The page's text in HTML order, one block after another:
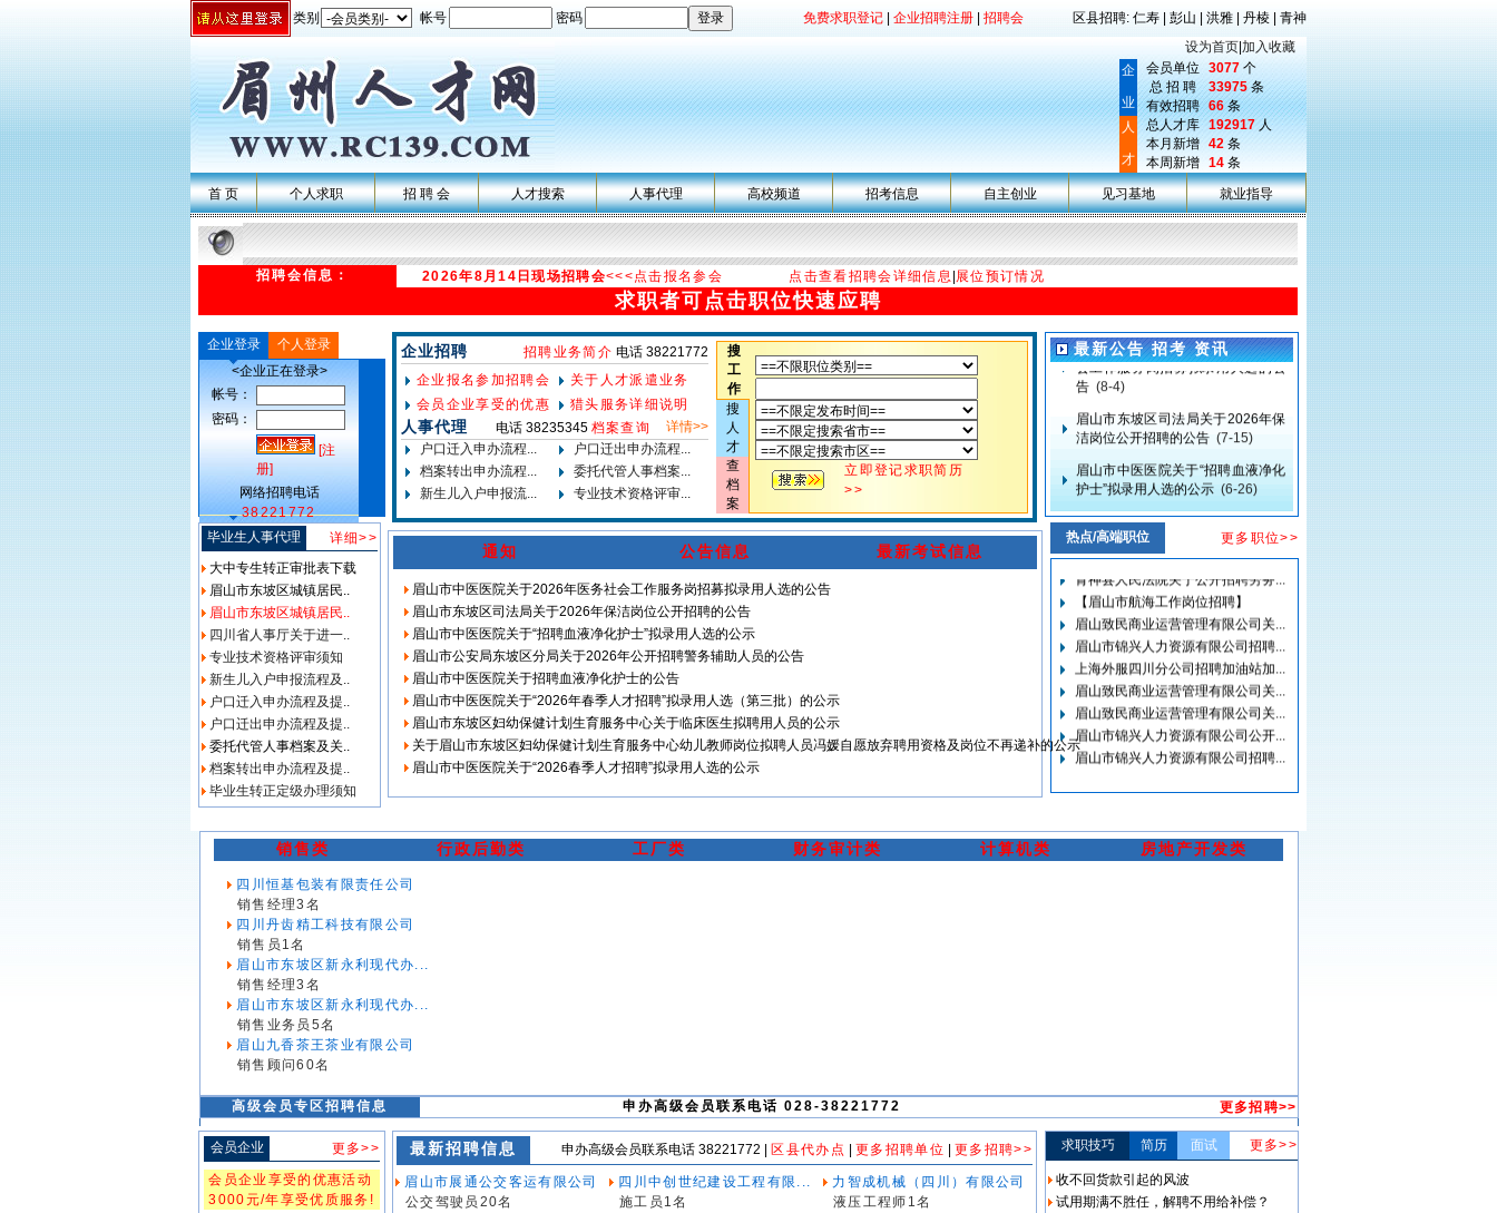
类别 帐号 密码 免费求职登记 企业招聘注册 招聘会
区县招聘: 仁寿 | 彭山 | 洪雅 | 丹棱 | 青神
设为首页 加入收藏
企
业
会员单位 3077 个
总 招 聘
33975条
有效招聘 66条
人
才
总人才库 192917 人
本月新增 42 条
本周新增 14 条
首 页
个人求职 招 聘 会 人才搜索 人事代理 高校频道 招考信息 自主创业 见习基地 就业指导
招聘会信息： 2026年8月14日现场招聘会<<<点击报名参会 点击查看招聘会详细信息 展位预订情况
求职者可点击职位快速应聘
企业登录
个人登录
<企业正在登录>
帐号：
密码：
[注
册]
网络招聘电话
38221772
企业招聘 招聘业务简介 电话 38221772
企业报名参加招聘会
关于人才派遣业务
会员企业享受的优惠
猎头服务详细说明
人事代理 电话 38235345 档案查询
详情>>
户口迁入申办流程...
档案转出申办流程...
新生儿入户申报流...
户口迁出申办流程...
委托代管人事档案...
专业技术资格评审...
搜
工
作
立即登记求职简历
>>
搜
人
才
查
档
案
最新公告 招考 资讯
考试直通车>>
眉山市中医医院关于2026年医务社
会工作服务岗招募拟录用人选的公
告(8-4)
眉山市东坡区司法局关于2026年保
眉山市中医医院关于“招聘血液净化
眉山市公安局东坡区分局关于2026
年公开招聘警务辅助人员的公告(6-
18)
眉山市中医医院关于招聘血液净化
护士的公告(5-19)
眉山市中医医院关于“2026年春季人
才招聘”拟录用人选（第三批）的公
示(5-15)
眉山市东坡区妇幼保健计划生育服
务中心关于临床医生拟聘用人员的
公示(5-12)
关于眉山市东坡区妇幼保健计划生
育服务中心幼儿教师岗位拟聘人员
毕业生人事代理
详细>>
大中专生转正审批表下载
眉山市东坡区城镇居民..
眉山市东坡区城镇居民..
四川省人事厅关于进一..
专业技术资格评审须知
新生儿入户申报流程及..
户口迁入申办流程及提..
户口迁出申办流程及提..
委托代管人事档案及关..
档案转出申办流程及提..
毕业生转正定级办理须知
通知 公告信息 最新考试信息
眉山市中医医院关于2026年医务社会工作服务岗招募拟录用人选的公告
眉山市东坡区司法局关于2026年保洁岗位公开招聘的公告
眉山市中医医院关于“招聘血液净化护士”拟录用人选的公示
眉山市公安局东坡区分局关于2026年公开招聘警务辅助人员的公告
眉山市中医医院关于招聘血液净化护士的公告
眉山市中医医院关于“2026年春季人才招聘”拟录用人选（第三批）的公示
眉山市东坡区妇幼保健计划生育服务中心关于临床医生拟聘用人员的公示
关于眉山市东坡区妇幼保健计划生育服务中心幼儿教师岗位拟聘人员冯媛自愿放弃聘用资格及岗位不再递补的公示
眉山市中医医院关于“2026春季人才招聘”拟录用人选的公示
热点/高端职位 更多职位>>
眉山致民商业运营管理有限公司关...
青神县人民法院关于公开招聘劳务...
眉山致民商业运营管理有限公司关...
眉山市锦兴人力资源有限公司招聘...
上海外服四川分公司招聘加油站加...
眉山致民商业运营管理有限公司关...
眉山致民商业运营管理有限公司关...
眉山市锦兴人力资源有限公司公开...
眉山市锦兴人力资源有限公司招聘...
眉山市锦兴人力资源有限公司招聘...
关于拟聘用陶宏威同志为劳务派遣...
眉山市殡仪馆关于公开招聘自聘临...
销售类 行政后勤类 工厂类 财务审计类 计算机类 房地产开发类
四川恒基包装有限责任公司
销售经理3名
四川丹齿精工科技有限公司
销售员1名
眉山市东坡区新永利现代办...
销售经理3名
眉山市东坡区新永利现代办...
销售业务员5名
眉山九香茶王茶业有限公司
销售顾问60名
高级会员专区招聘信息 申办高级会员联系电话 028-38221772 更多招聘>>
会员企业
更多>>
会员企业享受的优惠活动
3000元/年享受优质服务!
最新招聘信息 申办高级会员联系电话 38221772 | 区县代办点 更多招聘单位 更多招聘>>
眉山市展通公交客运有限公司
公交驾驶员20名
四川中创世纪建设工程有限...
施工员1名
力智成机械（四川）有限公司
液压工程师1名
求职技巧 简历 面试 更多>>
收不回货款引起的风波
试用期满不胜任，解聘不用给补偿？